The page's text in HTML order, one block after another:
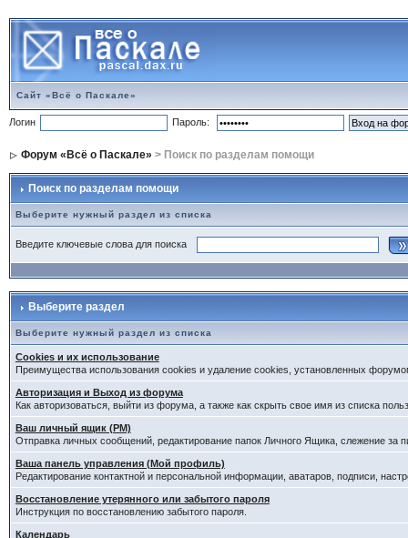
Сайт «Всё о Паскале»
Логин Пароль:
Форум «Всё о Паскале» > Поиск по разделам помощи
Поиск по разделам помощи
Выберите нужный раздел из списка
Введите ключевые слова для поиска
Выберите раздел
Выберите нужный раздел из списка
Cookies и их использование
Преимущества использования cookies и удаление cookies, установленных
Авторизация и Выход из форума
Как авторизоваться, выйти из форума, а также как скрыть свое имя из списка
Ваш личный ящик (PM)
Отправка личных сообщений, редактирование папок Личного Ящика, слежение за
Ваша панель управления (Мой профиль)
Редактирование контактной и персональной информации, аватаров, подписи,
Восстановление утерянного или забытого пароля
Инструкция по восстановлению забытого пароля.
Календарь